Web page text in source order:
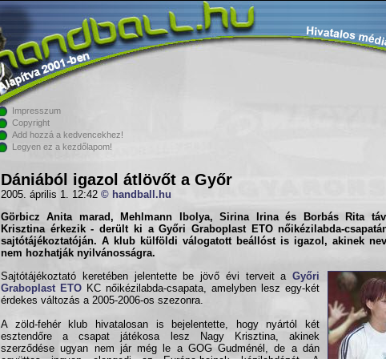
Impresszum
Copyright
Add hozzá a kedvencekhez!
Legyen ez a kezdőlapom!
Dániából igazol átlövőt a Győr
2005. április 1. 12:42 © handball.hu
Görbicz Anitamarad, Mehlmann Ibolya, Sirina Irinaés Borbás Rita
Krisztinaérkezik - derült ki a Győri Graboplast ETO nőikézilabda-
sajtótájékoztatóján. A klub külföldi válogatott beállóst is igazol, akinek
nem hozhatják nyilvánosságra.
Sajtótájékoztató keretében jelentette be jövő évi terveit a Győri
Graboplast ETO KC nőikézilabda-csapata, amelyben lesz egy-két
érdekes változás a 2005-2006-os szezonra.
A zöld-fehér klub hivatalosan is bejelentette, hogy nyártól két
esztendőre a csapat játékosa lesz Nagy Krisztina, akinek
szerződése ugyan nem jár még le a GOG Gudménél, de a dán